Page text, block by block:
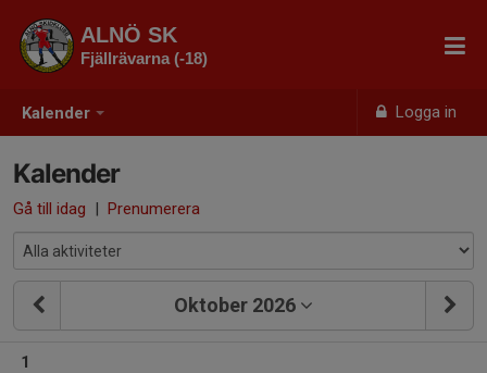
Kalender Logga in
ALNÖ SK
Fjällrävarna (-18)
Kalender
Gå till idag | Prenumerera
Oktober 2026
1